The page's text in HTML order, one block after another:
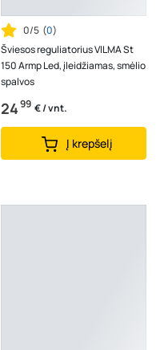
0/5 (0)
Šviesos reguliatorius VILMA St
150 Armp Led, įleidžiamas, smėlio
spalvos
2499 € / vnt.
Į krepšelį